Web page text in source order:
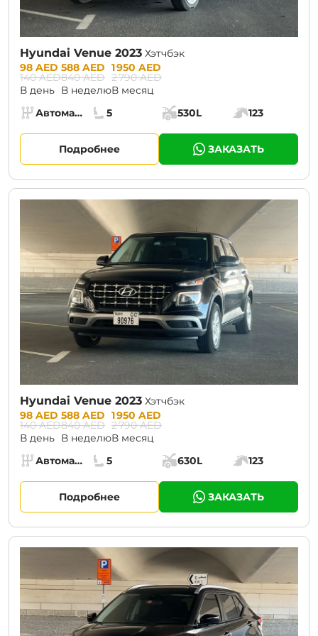
Hyundai Venue 2023 Хэтчбэк
Prices:
98 AED
140 AED
В день
588 AED
840 AED
В неделю
1 950 AED
2 790 AED
В месяц
Specs:
Коробка передач:
Автомат (АКПП)
Места:
5
Объём багажника:
530L
Мощность
123
Подробнее ЗАКАЗАТЬ
Hyundai Venue 2023 Хэтчбэк
CURRENT PROMOTION:
Prices:
98 AED
140 AED
В день
588 AED
840 AED
В неделю
1 950 AED
2 790 AED
В месяц
Specs:
Коробка передач:
Автомат (АКПП)
Места:
5
Объём багажника:
630L
Мощность
123
Подробнее ЗАКАЗАТЬ
CURRENT PROMOTION: